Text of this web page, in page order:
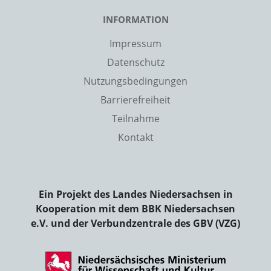
INFORMATION
Impressum
Datenschutz
Nutzungsbedingungen
Barrierefreiheit
Teilnahme
Kontakt
Ein Projekt des Landes Niedersachsen in
Kooperation mit dem BBK Niedersachsen
e.V. und der Verbundzentrale des GBV (VZG)